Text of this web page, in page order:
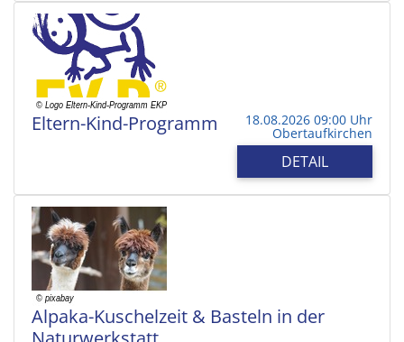
Eltern-Kind-Programm 18.08.2026 09:00 Uhr
Obertaufkirchen
DETAIL
Alpaka-Kuschelzeit & Basteln in der